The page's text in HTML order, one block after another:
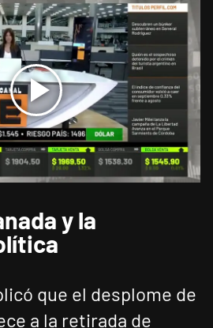
y la
que el desplome de
a la retirada de